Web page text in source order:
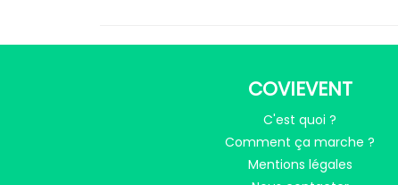
COVIEVENT
C'est quoi ?
Comment ça marche ?
Mentions légales